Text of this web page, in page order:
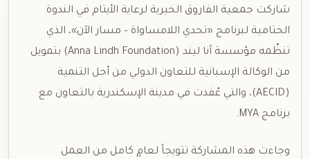
شاركت جمعية الفاروق الخيرية لرعاية الأيتام في الندوة
الختامية لبرنامج «تحدي اللامساواة – مسار الآن»، الذي
تنظّمه مؤسسة آنا ليند (Anna Lindh Foundation) بتمويل
من الوكالة الإسبانية للتعاون الدولي من أجل التنمية
(AECID)، والتي عُقدت في مدينة الإسكندرية بالتعاون مع
برنامج MYA.
وجاءت هذه المشاركة تتويجاً لعامٍ كامل من العمل